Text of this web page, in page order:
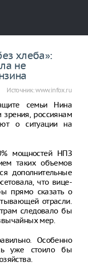
хлеба»:
не
Источник:www.infox.ru
семьи Нина
зрения, россиянам
о ситуации на
мощностей НПЗ
таких объемов
дополнительные
что вице-
прямо сказать о
отрасли.
следовало бы
мер.
Особенно
уже стоило бы